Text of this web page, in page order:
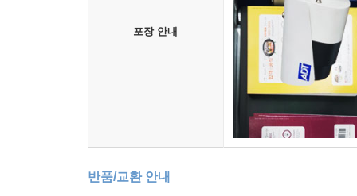
포장 안내
반품/교환 안내